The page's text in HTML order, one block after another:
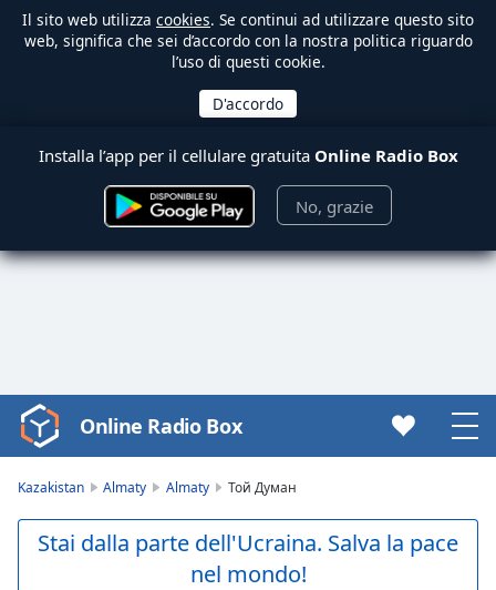
Il sito web utilizza cookies. Se continui ad utilizzare questo sito
web, significa che sei d’accordo con la nostra politica riguardo
l’uso di questi cookie.
Installa l’app per il cellulare gratuita Online Radio Box
No, grazie
Video
Player
Play
Video
Online Radio Box
Kazakistan Almaty Almaty Той Думан
Stai dalla parte dell'Ucraina. Salva la pace
nel mondo!